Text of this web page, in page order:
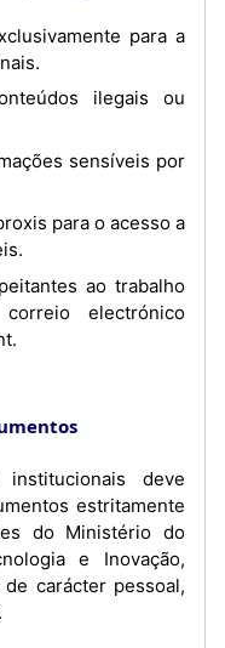
electrónico
deve
estritamente
do Ministério do
e Inovação,
carácter pessoal,